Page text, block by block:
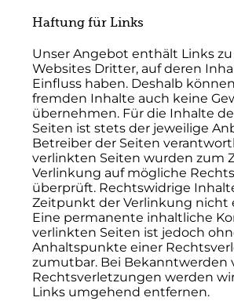
Haftung für Links
Unser Angebot enthält Links
Websites Dritter, auf deren
Einfluss haben. Deshalb
fremden Inhalte auch keine
übernehmen. Für die Inhalte
Seiten ist stets der jeweilige
Betreiber der Seiten
verlinkten Seiten wurden zum
Verlinkung auf mögliche
überprüft. Rechtswidrige
Zeitpunkt der Verlinkung nicht
Eine permanente inhaltliche
verlinkten Seiten ist jedoch
Anhaltspunkte einer
zumutbar. Bei Bekanntwerden
Rechtsverletzungen werden
Links umgehend entfernen.